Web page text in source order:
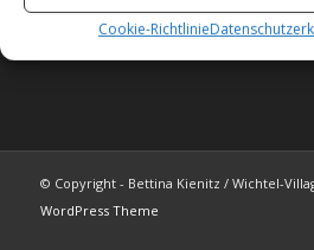
Cookie-Richtlinie FAQ
© Copyright - Bettina Kienitz / Wichtel-
WordPress Theme